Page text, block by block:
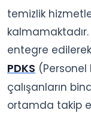
temizlik
entegre
PDKS
çalışanların
ortamda takip